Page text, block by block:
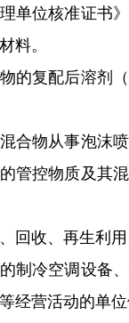
单位核准证书
料。
复配后溶剂（
物从事泡沫喷
管控物质及其
回收、再生利
冷空调设备、
经营活动的单位